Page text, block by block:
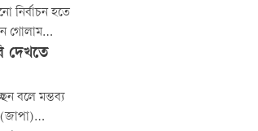
নির্বাচন হতে
গোলাম
দিবস
আলোচনা সভায় এ
দেখতে
বলে মন্তব্য